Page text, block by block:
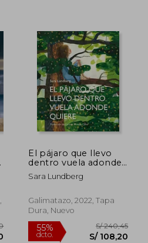
El pájaro que llevo
dentro vuela adonde
quiere
Sara Lundberg
Galimatazo, 2022, Tapa
Dura, Nuevo